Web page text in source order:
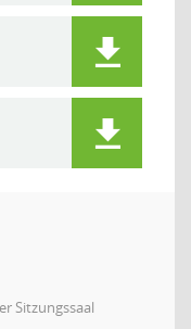
Sitzungssaal